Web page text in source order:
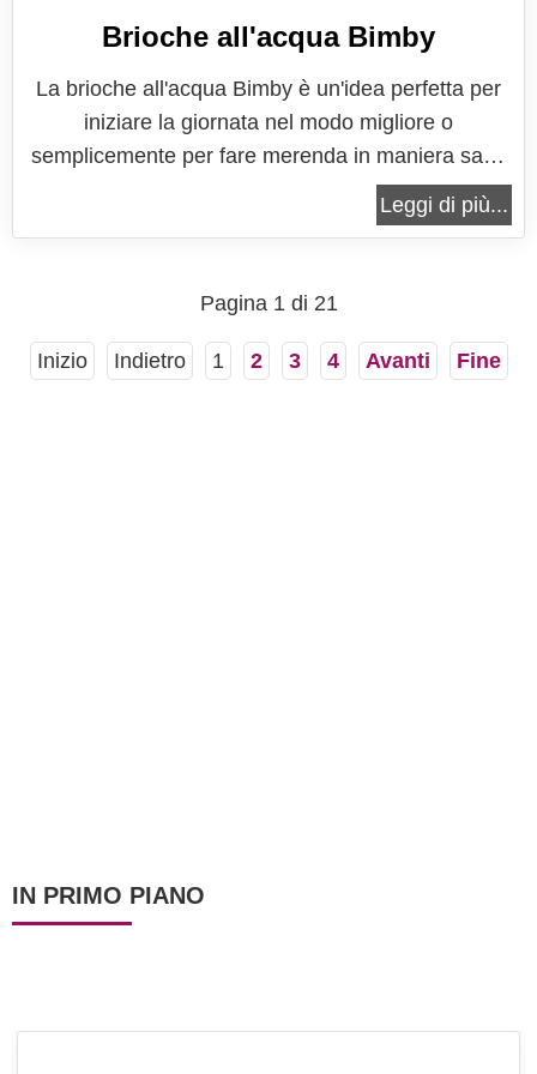
Brioche all'acqua Bimby
La brioche all'acqua Bimby è un'idea perfetta per
iniziare la giornata nel modo migliore o
semplicemente per fare merenda in maniera sana
e genuina. Una lavorazione semplice e qualche
ora di lievitazione vi permetteranno di ottenere una
Bimby è senza uova, senza...
Leggi di più...
Pagina 1 di 21
Inizio Indietro 1 2 3 4 Avanti Fine
IN PRIMO PIANO